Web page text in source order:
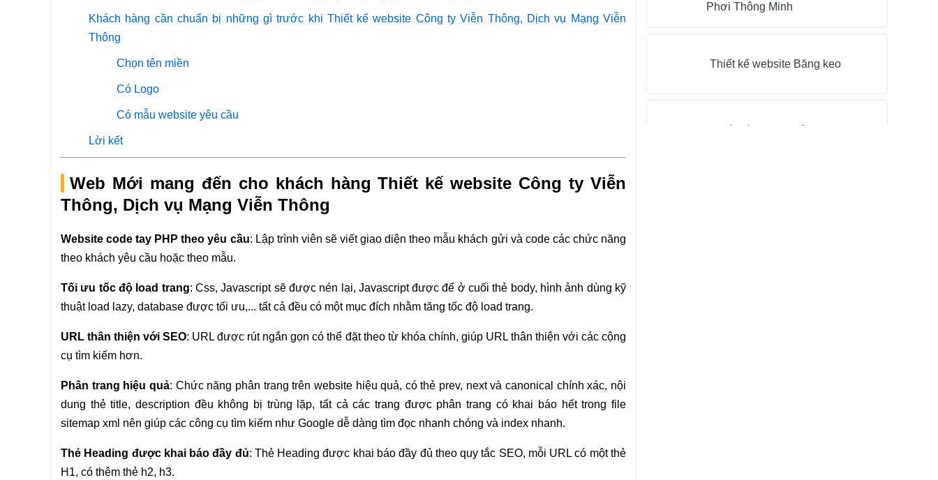
Khách hàng cần chuẩn bị những gì trước khi Thiết kế website Công ty Viễn Thông, Dịch vụ Mạng Viễn
Thông
Chọn tên miền
Có Logo
Có mẫu website yêu cầu
Lời kết
Web Mới mang đến cho khách hàng Thiết kế website Công ty Viễn
Thông, Dịch vụ Mạng Viễn Thông
Website code tay PHP theo yêu cầu: Lập trình viên sẽ viết giao diện theo mẫu khách gửi và code các chức năng
theo khách yêu cầu hoặc theo mẫu.
Tối ưu tốc độ load trang: Css, Javascript sẽ được nén lại, Javascript được để ở cuối thẻ body, hình ảnh dùng kỹ
thuật load lazy, database được tối ưu,... tất cả đều có một mục đích nhằm tăng tốc độ load trang.
URL thân thiện với SEO: URL được rút ngắn gọn có thể đặt theo từ khóa chính, giúp URL thân thiện với các cộng
cụ tìm kiếm hơn.
Phân trang hiệu quả: Chức năng phân trang trên website hiệu quả, có thẻ prev, next và canonical chính xác, nội
dung thẻ title, description đều không bị trùng lặp, tất cả các trang được phân trang có khai báo hết trong file
sitemap xml nên giúp các công cụ tìm kiếm như Google dễ dàng tìm đọc nhanh chóng và index nhanh.
Thẻ Heading được khai báo đầy đủ: Thẻ Heading được khai báo đầy đủ theo quy tắc SEO, mỗi URL có một thẻ
H1, có thêm thẻ h2, h3.
Phơi Thông Minh
Thiết kế website Băng keo